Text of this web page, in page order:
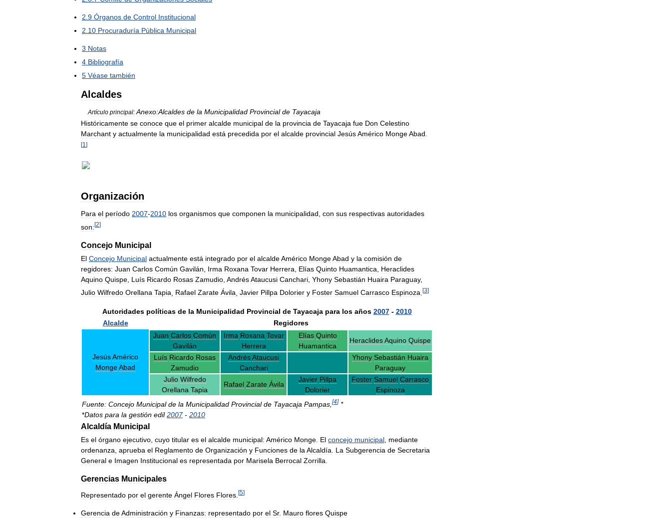
2 9 Órganos de Control Institucional
2 10 Procuraduría Pública Municipal
3 Notas
4 Bibliografía
5 Véase también
Alcaldes
Artículo principal: Anexo:Alcaldes de la Municipalidad Provincial de Tayacaja
Históricamente se conoce que el primer alcalde municipal de la provincia de Tayacaja fue Don Celestino
Marchant y actualmente la municipalidad está precedida por el alcalde provincial JesúsAmérico MongeAbad.
[1 ]
Organización
Para el período 2007-2010 los organismos que componen la municipalidad con sus respectivas autoridades
son: [2]
Concejo Municipal
El Concejo Municipal actualmente está integrado por el alcaldeAmérico MongeAbad y la comisión de
regidores: Juan Carlos Común Gavilán Irma Roxana Tovar Herrera Elías Quinto Huamantica
Heraclides
Aquino Quispe Luís Ricardo Rosas Zamudio AndrésAtaucusi Canchari Yhony Sebastián Huaira Paraguay,
Julio Wilfredo Orellana Tapia Rafael Zarate Ávila Javier Pillpa Dolorier y Foster Samuel Carrasco Espinoza [3]
Autoridades políticas de la Municipalidad Provincial de Tayacaja para los años 2007- 2010
Alcalde
Regidores
JesúsAmérico
MongeAbad
Juan Carlos Común
Gavilán
Irma Roxana Tovar
Herrera
Elías Quinto
Huamantica
HeraclidesAquino Quispe
Luís Ricardo Rosas
Zamudio
AndrésAtaucusi
Canchari
Yhony Sebastián Huaira
Paraguay
Julio Wilfredo
Orellana Tapia
Rafael Zarate Ávila
Javier Pillpa
Dolorier
Foster Samuel Carrasco
Espinoza
Fuente: Concejo Municipal de la Municipalidad Provincial de Tayacaja Pampas,[4] *
*Datos para la gestión edil 2007- 2010
Alcaldía Municipal
Es el órgano ejecutivo, cuyo titular es el alcalde municipal: Américo Monge. El concejo municipal, mediante
ordenanza, aprueba el Reglamento de Organización y Funciones de laAlcaldía. La Subgerencia de Secretaria
General e Imagen Institucional es representada por Marisela Berrocal Zorrilla.
Gerencias Municipales
Representado por el gerente Ángel Flores Flores [5]
Gerencia deAdministración y Finanzas: representado por el Sr. Mauro flores Quispe